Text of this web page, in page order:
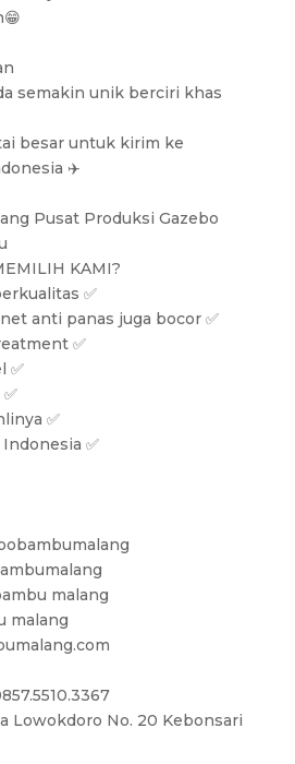
semakin unik berciri khas
besar untuk kirim ke
✈️
Pusat Produksi Gazebo
KAMI?
✅
anti panas juga bocor ✅
✅
✅
✅
✅
malang
malang
Lowokdoro No. 20 Kebonsari